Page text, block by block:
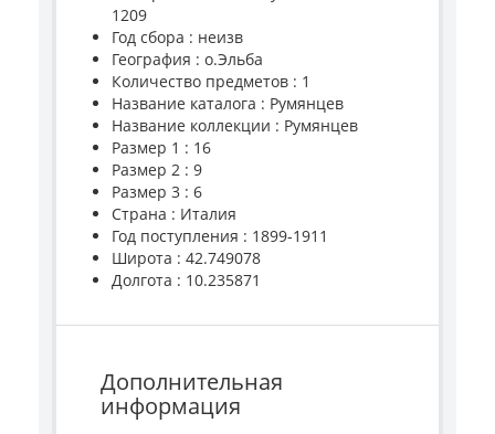
1209
Год сбора : неизв
География : о.Эльба
Количество предметов : 1
Название каталога : Румянцев
Название коллекции : Румянцев
Размер 1 : 16
Размер 2 : 9
Размер 3 : 6
Страна : Италия
Год поступления : 1899-1911
Широта : 42.749078
Долгота : 10.235871
Дополнительная
информация